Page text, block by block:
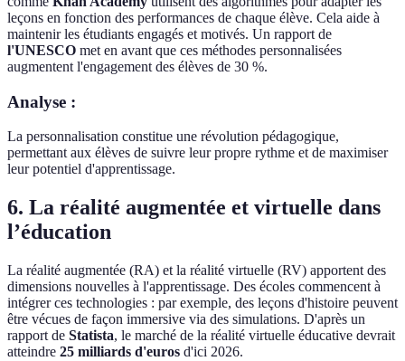
leçons en fonction des performances de chaque élève. Cela aide à
maintenir les étudiants engagés et motivés. Un rapport de
l'UNESCO met en avant que ces méthodes personnalisées
augmentent l'engagement des élèves de 30 %.
Analyse :
La personnalisation constitue une révolution pédagogique,
permettant aux élèves de suivre leur propre rythme et de maximiser
leur potentiel d'apprentissage.
6. La réalité augmentée et virtuelle dans
l’éducation
La réalité augmentée (RA) et la réalité virtuelle (RV) apportent des
dimensions nouvelles à l'apprentissage. Des écoles commencent à
intégrer ces technologies : par exemple, des leçons d'histoire peuvent
être vécues de façon immersive via des simulations. D'après un
rapport de Statista, le marché de la réalité virtuelle éducative devrait
atteindre 25 milliards d'euros d'ici 2026.